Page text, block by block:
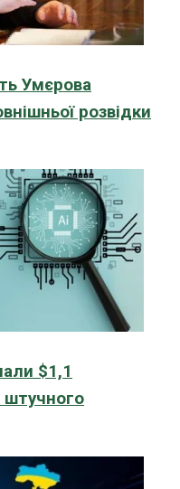
Умєрова
розвідки
$1,1
штучного